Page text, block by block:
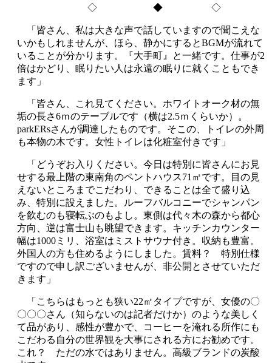
◇ ◆ ◇
「皆さん、私は大きな声で話していますので聞こえな
いかもしれませんが、ほら、静かにするとBGMが流れて
いることが分かります。『大手町』と一緒です。仕事が2
倍はかどり、眠りたい人は永遠の眠りに就くこともでき
ます」
「皆さん、これ見てください。ホワイトオーク材の無
垢の長さ6ｍのテーブルです（横は2.5ｍくらいか）。
parkERsさんが調達したものです。そこの、トイレの外周
も本物の木です。女性トイレは化粧室付きです」
「どうぞお入りください。今日は特別に皆さんにお見
せする最上階の東南角のペントハウス71㎡です。目の見
えないところまでこだわり、できることは全て盛り込
み、特別に設えました。ルーフバルコニーでシャンパン
を飲むのも寝転ぶのもよし。東側は代々木の森から都心
方向、逆は富士山も眺望できます。キッチンカウンター
幅は1000ミリ、浴室はミストサウナ付き。収納も豊富。
外国人の方も住めるようにしました。賃料？ 特別仕様
ですので申し訳ございませんが、非公開とさせていただ
きます」
「こちらはもっとも狭い22㎡タイプですが、女優の〇
〇〇〇さん（知らないのは記者だけか）のような美しく
て品があり、感性が豊かで、コーヒーを淹れる所作にも
こだわる自分の世界観を大事にされる方にお勧めです。
これ？ ただの水ではありません。高級ブランドの炭酸